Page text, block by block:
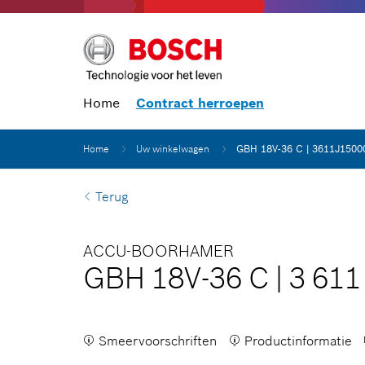
Home Contract herroepen
Home Uw winkelwagen GBH 18V-36 C |
Terug
ACCU-BOORHAMER
GBH 18V-36 C | 3
Smeervoorschriften Productinformatie